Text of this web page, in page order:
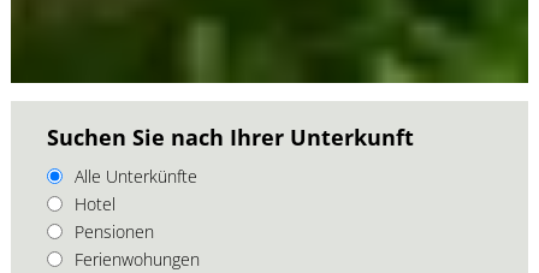
Suchen Sie nach Ihrer Unterkunft
Alle Unterkünfte
Hotel
Pensionen
Ferienwohungen